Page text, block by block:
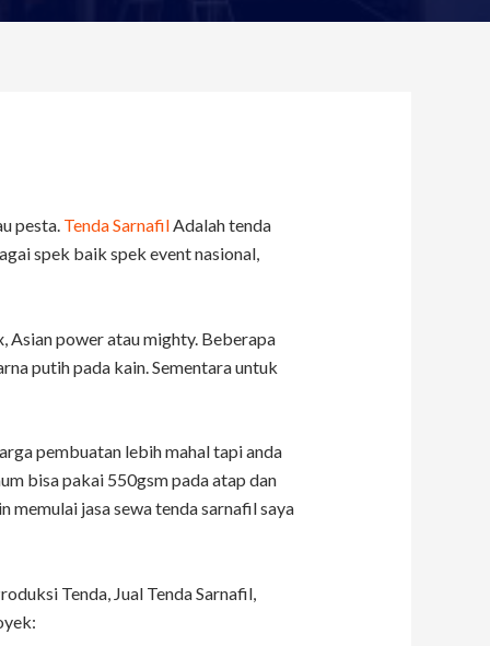
pesta. Tenda SarnafilAdalah tenda
spek baik spek event nasional,
Asian power atau mighty. Beberapa
putih pada kain. Sementara untuk
pembuatan lebih mahal tapi anda
bisa pakai 550gsm pada atap dan
memulai jasa sewa tenda sarnafil saya
Tenda, Jual Tenda Sarnafil,